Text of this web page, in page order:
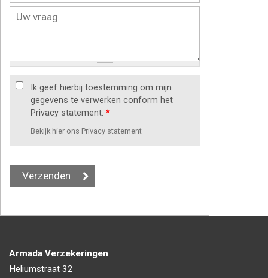
Ik geef hierbij toestemming om mijn
gegevens te verwerken conform het
Privacy statement. *
Bekijk hier ons Privacy statement
Armada Verzekeringen
Heliumstraat 32